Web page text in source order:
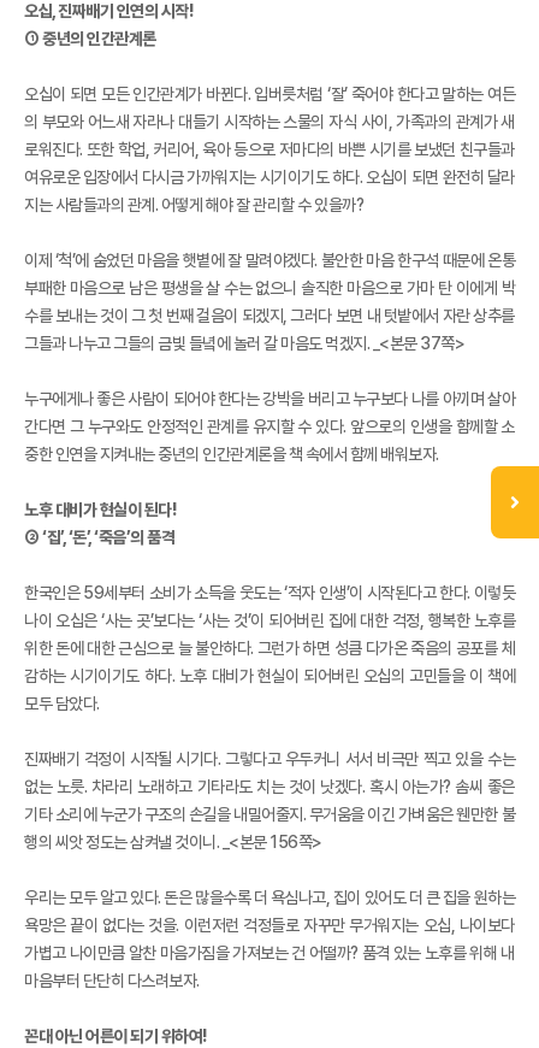
오십, 진짜배기 인연의 시작!
① 중년의 인간관계론
오십이 되면 모든 인간관계가 바뀐다. 입버릇처럼 ‘잘’ 죽어야 한다고 말하는 여든
의 부모와 어느새 자라나 대들기 시작하는 스물의 자식 사이, 가족과의 관계가 새
로워진다. 또한 학업, 커리어, 육아 등으로 저마다의 바쁜 시기를 보냈던 친구들과
여유로운 입장에서 다시금 가까워지는 시기이기도 하다. 오십이 되면 완전히 달라
지는 사람들과의 관계. 어떻게 해야 잘 관리할 수 있을까?
이제 ‘척’에 숨었던 마음을 햇볕에 잘 말려야겠다. 불안한 마음 한구석 때문에 온통
부패한 마음으로 남은 평생을 살 수는 없으니 솔직한 마음으로 가마 탄 이에게 박
수를 보내는 것이 그 첫 번째 걸음이 되겠지, 그러다 보면 내 텃밭에서 자란 상추를
그들과 나누고 그들의 금빛 들녘에 놀러 갈 마음도 먹겠지. _<본문 37쪽>
누구에게나 좋은 사람이 되어야 한다는 강박을 버리고 누구보다 나를 아끼며 살아
간다면 그 누구와도 안정적인 관계를 유지할 수 있다. 앞으로의 인생을 함께할 소
중한 인연을 지켜내는 중년의 인간관계론을 책 속에서 함께 배워보자.
노후 대비가 현실이 된다!
② ‘집’, ‘돈’, ‘죽음’의 품격
한국인은 59세부터 소비가 소득을 웃도는 ‘적자 인생’이 시작된다고 한다. 이렇듯
나이 오십은 ‘사는 곳’보다는 ‘사는 것’이 되어버린 집에 대한 걱정, 행복한 노후를
위한 돈에 대한 근심으로 늘 불안하다. 그런가 하면 성큼 다가온 죽음의 공포를 체
감하는 시기이기도 하다. 노후 대비가 현실이 되어버린 오십의 고민들을 이 책에
모두 담았다.
진짜배기 걱정이 시작될 시기다. 그렇다고 우두커니 서서 비극만 찍고 있을 수는
없는 노릇. 차라리 노래하고 기타라도 치는 것이 낫겠다. 혹시 아는가? 솜씨 좋은
기타 소리에 누군가 구조의 손길을 내밀어줄지. 무거움을 이긴 가벼움은 웬만한 불
행의 씨앗 정도는 삼켜낼 것이니. _<본문 156쪽>
우리는 모두 알고 있다. 돈은 많을수록 더 욕심나고, 집이 있어도 더 큰 집을 원하는
욕망은 끝이 없다는 것을. 이런저런 걱정들로 자꾸만 무거워지는 오십, 나이보다
가볍고 나이만큼 알찬 마음가짐을 가져보는 건 어떨까? 품격 있는 노후를 위해 내
마음부터 단단히 다스려보자.
꼰대 아닌 어른이 되기 위하여!